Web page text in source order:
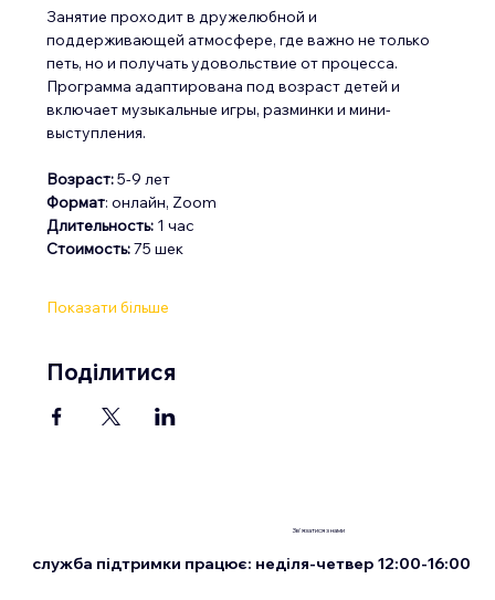
Занятие проходит в дружелюбной и
поддерживающей атмосфере, где важно не только
петь, но и получать удовольствие от процесса.
Программа адаптирована под возраст детей и
включает музыкальные игры, разминки и мини-
выступления.
Возраст: 5-9 лет
Формат: онлайн, Zoom
Длительность: 1 час
Стоимость: 75 шек
Показати більше
Поділитися
Зв'язатися з нами
служба підтримки працює: неділя-четвер 12:00-16:00